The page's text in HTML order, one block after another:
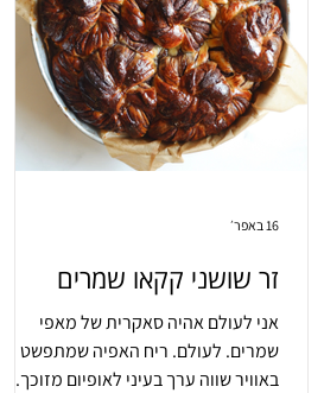
זר שושני קקאו שמרים
אני לעולם אהיה סאקרית של מאפי
שמרים. לעולם. ריח האפיה שמתפשט
באוויר שווה ערך בעיני לאופיום מזוכך.
16 באפר׳